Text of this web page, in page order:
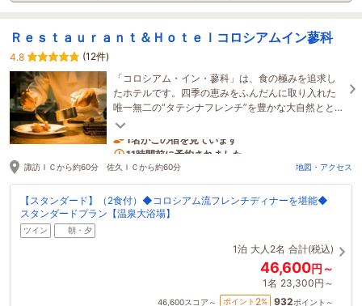
Ｒｅｓｔａｕｒａｎｔ＆Ｈｏｔｅｌコロシアムイン蓼科
4.8
(12件)
「コロシアム・イン・蓼科」は、食の極みを追求し
たホテルです。四季の恵みをふんだんに取り入れた
唯一無二の“タテシナフレンチ”を豊かな大自然ととも
にお楽しみください。
1名がこの宿を見ています
諏訪ＩＣから約60分 佐久ＩＣから約60分 地図・アクセス
【スタンダード】（2食付）◆コロシアム流フレンチディナーを堪能◆
スタンダードプラン【温泉大浴場】
ツイン 朝・夕
1泊 大人2名 合計(税込)
46,600円～
1名 23,300円～
46,600スコア～ ポイント 2% 932ポイント～